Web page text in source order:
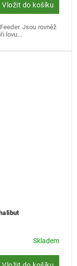
Vložit do košíku
Jsou rovněž
lovu...
Skladem